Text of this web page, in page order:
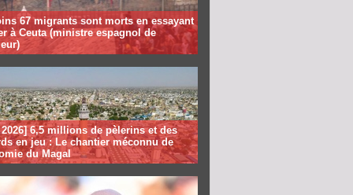
67 migrants sont morts en essayant
à Ceuta (ministre espagnol de
6,5 millions de pèlerins et des
en jeu : Le chantier méconnu de
du Magal